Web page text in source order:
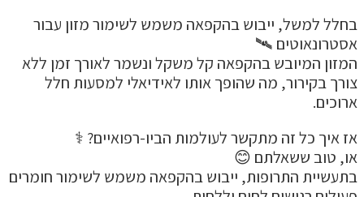
בחלל למשל, ייבוש בהקפאה משמש לשימור מזון עבור
אסטרונאוטים 🛰
המזון המיובש בהקפאה קל משקל ונשמר לאורך זמן ללא
צורך בקירור, מה שהופך אותו לאידיאלי למסעות חלל
ארוכים.
אז איך כל זה מתקשר לעולמות הביו-רפואיים? ⚕
או, טוב ששאלתם 😊
בתעשיית התרופות, ייבוש בהקפאה משמש לשימור חומרים